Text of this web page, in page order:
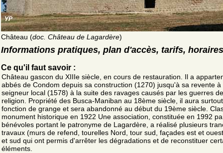
Château (doc. Château de Lagardère)
Informations pratiques, plan d'accès, tarifs, horaires
Ce qu'il faut savoir :
Château gascon du XIIIe siècle, en cours de restauration. Il a
abbés de Condom depuis sa construction (1270) jusqu'à sa revente à
seigneur local (1578) à la suite des ravages causés par les guerres de
religion. Propriété des Busca-Maniban au 18ème siècle, il aura
fonction de grange et sera abandonné au début du 19ème siècle.
monument historique en 1922 Une association, constituée en 1992
bénévoles portant le patronyme de Lagardère, a réalisé plusieurs
travaux (murs de refend, tourelles Nord, tour sud, façades est et
et sud qui ont permis d'arrêter les dégradations et de reconstituer
éléments.